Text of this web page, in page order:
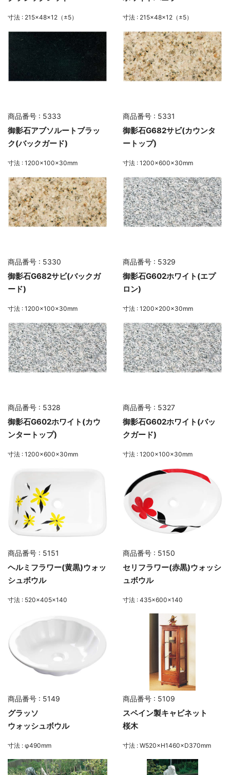
寸法 : 215×48×12（±5） 寸法 : 215×48×12（±5）
商品番号 : 5333
御影石アブソルートブラッ
ク(バックガード)
寸法 : 1200×100×30mm
商品番号 : 5331
御影石G682サビ(カウンタ
ートップ)
寸法 : 1200×600×30mm
商品番号 : 5330
御影石G682サビ(バックガ
ード)
寸法 : 1200×100×30mm
商品番号 : 5329
御影石G602ホワイト(エプ
ロン)
寸法 : 1200×200×30mm
商品番号 : 5328
御影石G602ホワイト(カウ
ンタートップ)
寸法 : 1200×600×30mm
商品番号 : 5327
御影石G602ホワイト(バッ
クガード)
寸法 : 1200×100×30mm
商品番号 : 5151
ヘルミフラワー(黄黒)ウォッ
シュボウル
寸法 : 520×405×140
商品番号 : 5150
セリフラワー(赤黒)ウォッシ
ュボウル
寸法 : 435×600×140
商品番号 : 5149
グラッソ
ウォッシュボウル
寸法 : φ490mm
商品番号 : 5109
スペイン製キャビネット
桜木
寸法 : W520×H1460×D370mm